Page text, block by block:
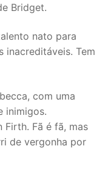
Bridget.
nato para
inacreditáveis. Tem
com uma
inimigos.
Firth. Fã é fã, mas
de vergonha por